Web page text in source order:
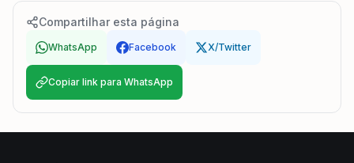
Compartilhar esta página
WhatsApp Facebook X/Twitter
Copiar link para WhatsApp